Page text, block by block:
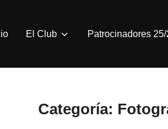
El Club Patrocinadores
Categoría: